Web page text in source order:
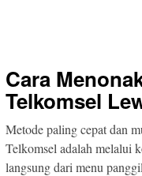
Cara
Telkomsel
Metode paling cepat dan
Telkomsel adalah melalui
langsung dari menu